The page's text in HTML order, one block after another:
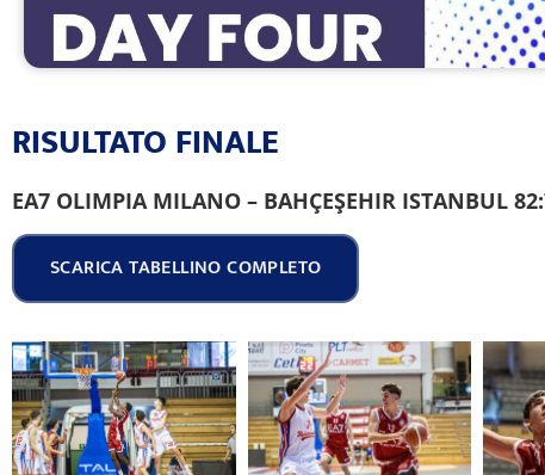
RISULTATO FINALE
EA7 OLIMPIA MILANO – BAHÇEŞEHIR ISTANBUL
SCARICA TABELLINO COMPLETO